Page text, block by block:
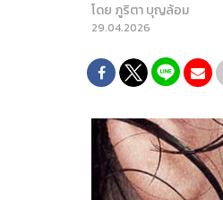
โดย ภูริตา บุญล้อม
29.04.2026